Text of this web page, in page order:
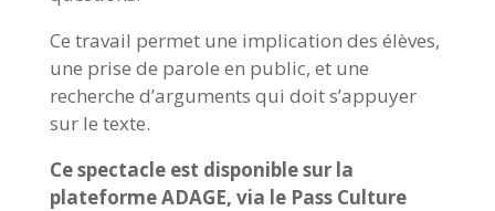
Ce travail permet une implication des élèves,
une prise de parole en public, et une
recherche d’arguments qui doit s’appuyer
sur le texte.
Ce spectacle est disponible sur la
plateforme ADAGE, via le Pass Culture